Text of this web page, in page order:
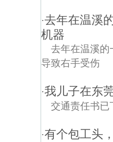
·去年在温溪
机器
去年在温溪的
导致右手受伤
·我儿子在东
交通责任书已
·有个包工头